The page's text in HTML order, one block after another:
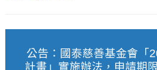
公告：國泰慈善基金會「
計畫」實施辦法，申請期